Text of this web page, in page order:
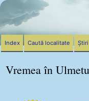
Vremea în Ulmetu
Index Caută localitate Știri